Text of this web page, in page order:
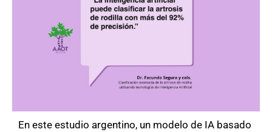
En este estudio argentino, un modelo de IA basado